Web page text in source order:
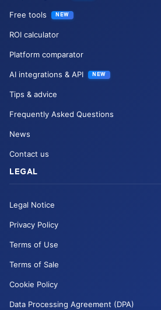
Free tools NEW
ROI calculator
Platform comparator
AI integrations & API NEW
Tips & advice
Frequently Asked Questions
News
Contact us
LEGAL
Legal Notice
Privacy Policy
Terms of Use
Terms of Sale
Cookie Policy
Data Processing Agreement (DPA)